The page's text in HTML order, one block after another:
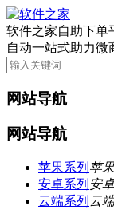
软件之家自助下单
自动一站式助力微
网站导航
网站导航
苹果系列 苹
安卓系列 安
云端系列 云